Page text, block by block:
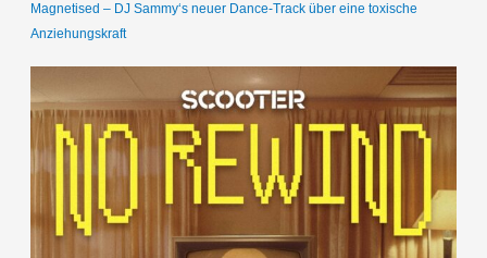
Magnetised – DJ Sammy‘s neuer Dance-Track über eine toxische
Anziehungskraft